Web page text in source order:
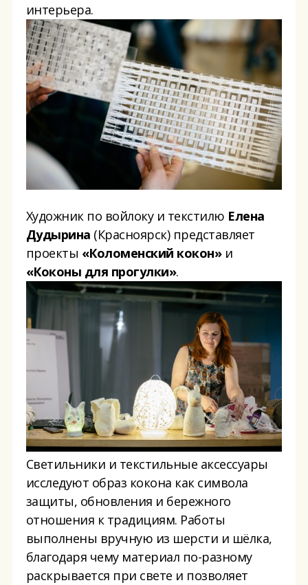
интерьера.
Художник по войлоку и текстилю Елена
Дудырина (Красноярск) представляет
проекты «Коломенский кокон»и
«Коконы для прогулки».
Светильники и текстильные аксессуары
исследуют образ кокона как символа
защиты, обновления и бережного
отношения к традициям. Работы
выполнены вручную из шерсти и шёлка,
благодаря чему материал по-разному
раскрывается при свете и позволяет